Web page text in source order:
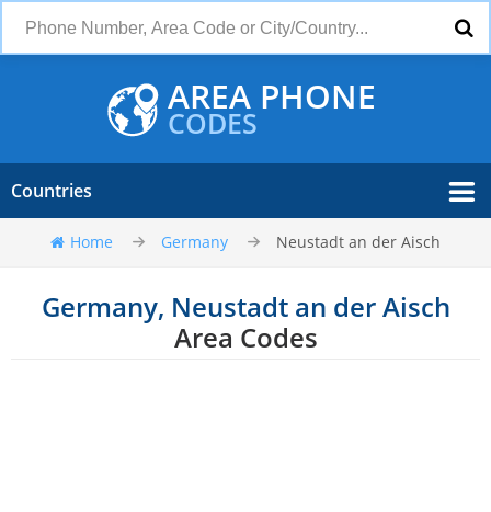
AREA PHONE
CODES
Countries
Home Germany Neustadt an der Aisch
Germany, Neustadt an der Aisch
Area Codes